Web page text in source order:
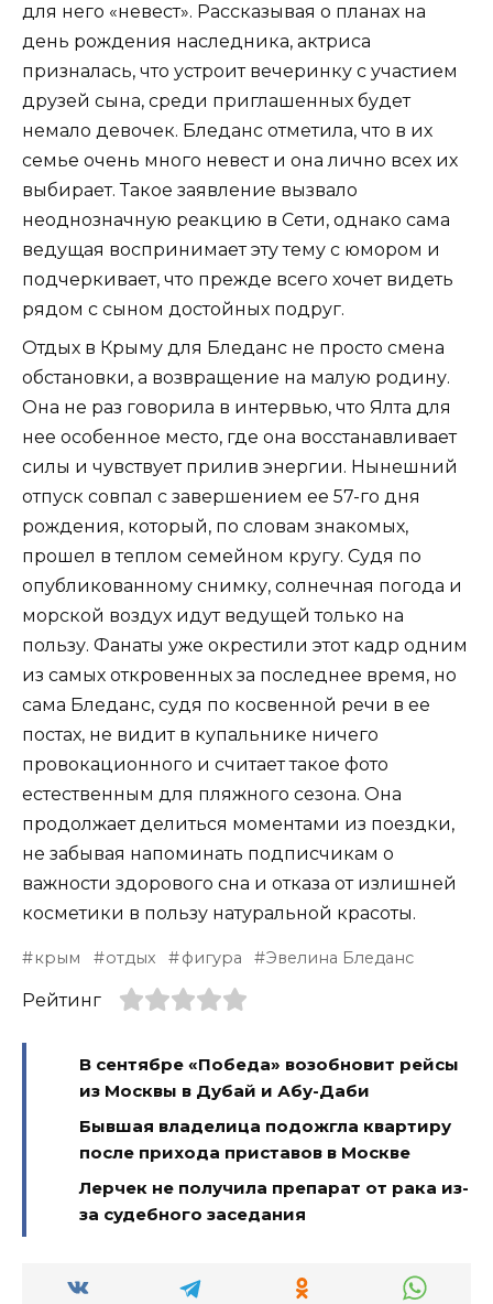
для него «невест». Рассказывая о планах на
день рождения наследника, актриса
призналась, что устроит вечеринку с участием
друзей сына, среди приглашенных будет
немало девочек. Бледанс отметила, что в их
семье очень много невест и она лично всех их
выбирает. Такое заявление вызвало
неоднозначную реакцию в Сети, однако сама
ведущая воспринимает эту тему с юмором и
подчеркивает, что прежде всего хочет видеть
рядом с сыном достойных подруг.
Отдых в Крыму для Бледанс не просто смена
обстановки, а возвращение на малую родину.
Она не раз говорила в интервью, что Ялта для
нее особенное место, где она восстанавливает
силы и чувствует прилив энергии. Нынешний
отпуск совпал с завершением ее 57-го дня
рождения, который, по словам знакомых,
прошел в теплом семейном кругу. Судя по
опубликованному снимку, солнечная погода и
морской воздух идут ведущей только на
пользу. Фанаты уже окрестили этот кадр одним
из самых откровенных за последнее время, но
сама Бледанс, судя по косвенной речи в ее
постах, не видит в купальнике ничего
провокационного и считает такое фото
естественным для пляжного сезона. Она
продолжает делиться моментами из поездки,
не забывая напоминать подписчикам о
важности здорового сна и отказа от излишней
косметики в пользу натуральной красоты.
крым отдых фигура Эвелина Бледанс
Рейтинг
В сентябре «Победа» возобновит рейсы
из Москвы в Дубай и Абу-Даби
Бывшая владелица подожгла квартиру
после прихода приставов в Москве
Лерчек не получила препарат от рака из-
за судебного заседания